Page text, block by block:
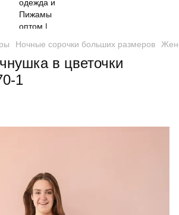
Ночные сорочки больших размеров
в цветочки
1